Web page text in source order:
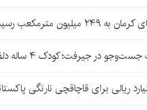
میلیون مترمکعب رسید
در جیرفت؛ کودک ۴ ساله دلفاردی پیدا شد